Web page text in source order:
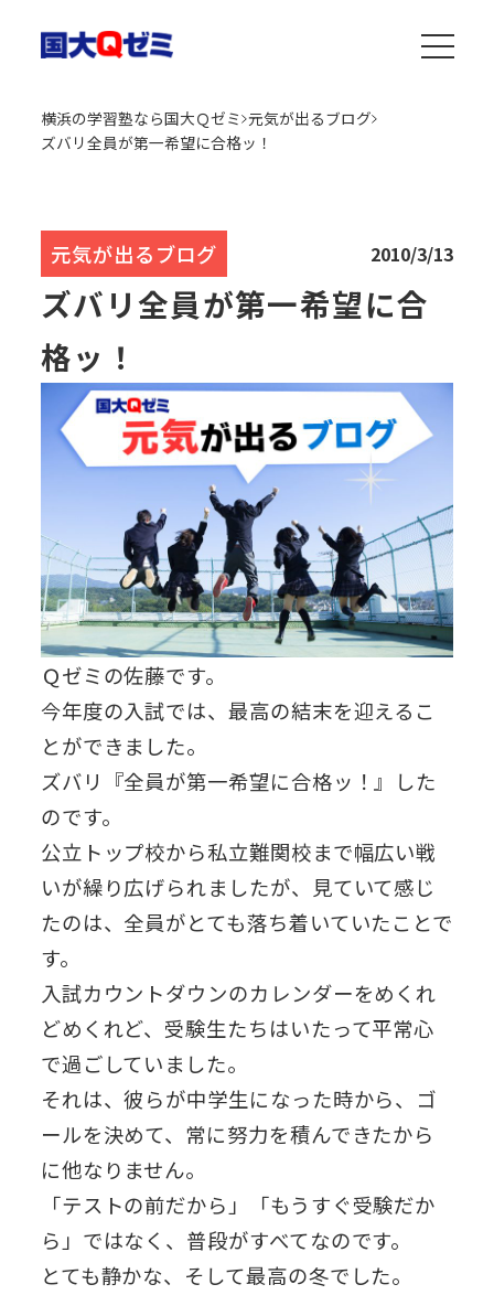
横浜の学習塾なら国大Ｑゼミ 元気が出るブログ
ズバリ全員が第一希望に合格ッ！
元気が出るブログ 2010/3/13
ズバリ全員が第一希望に合
格ッ！
Ｑゼミの佐藤です。
今年度の入試では、最高の結末を迎えるこ
とができました。
ズバリ『全員が第一希望に合格ッ！』した
のです。
公立トップ校から私立難関校まで幅広い戦
いが繰り広げられましたが、見ていて感じ
たのは、全員がとても落ち着いていたことで
す。
入試カウントダウンのカレンダーをめくれ
どめくれど、受験生たちはいたって平常心
で過ごしていました。
それは、彼らが中学生になった時から、ゴ
ールを決めて、常に努力を積んできたから
に他なりません。
「テストの前だから」「もうすぐ受験だか
ら」ではなく、普段がすべてなのです。
とても静かな、そして最高の冬でした。